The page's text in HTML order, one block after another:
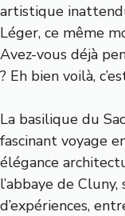
artistique
Léger, ce même
Avez-vous déjà
? Eh bien voilà,
La basilique du
fascinant voyage
élégance
l’abbaye de
d’expériences,